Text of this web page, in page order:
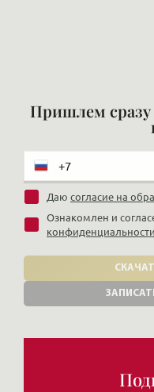
Пришлем сразу
Даю согласие на
Ознакомлен и
конфиденциальности